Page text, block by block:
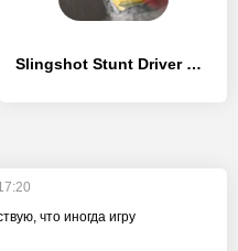
Slingshot Stunt Driver & Sport
что иногда игру